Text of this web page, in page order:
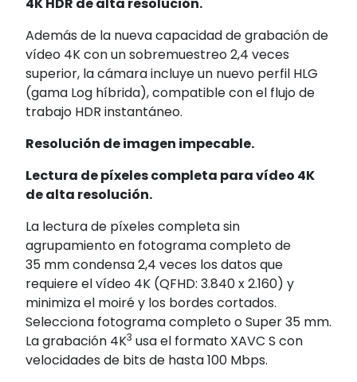
4K HDR de alta resolución.
Además de la nueva capacidad de grabación de
vídeo 4Kcon un sobremuestreo 2,4 veces
superior, la cámara incluye un nuevo perfil HLG
(gama Log híbrida), compatible con el flujo de
trabajo HDR instantáneo.
Resolución de imagen impecable.
Lectura de píxeles completa para vídeo 4K
de alta resolución.
La lectura de píxeles completa sin
agrupamiento en fotograma completo de
35 mm condensa 2,4 veces los datos que
requiere el vídeo 4K (QFHD: 3.840 x 2.160) y
minimiza el moiré y los bordes cortados.
Selecciona fotograma completo o Super 35 mm.
La grabación 4K3 usa el formato XAVC S con
velocidades de bits de hasta 100 Mbps.